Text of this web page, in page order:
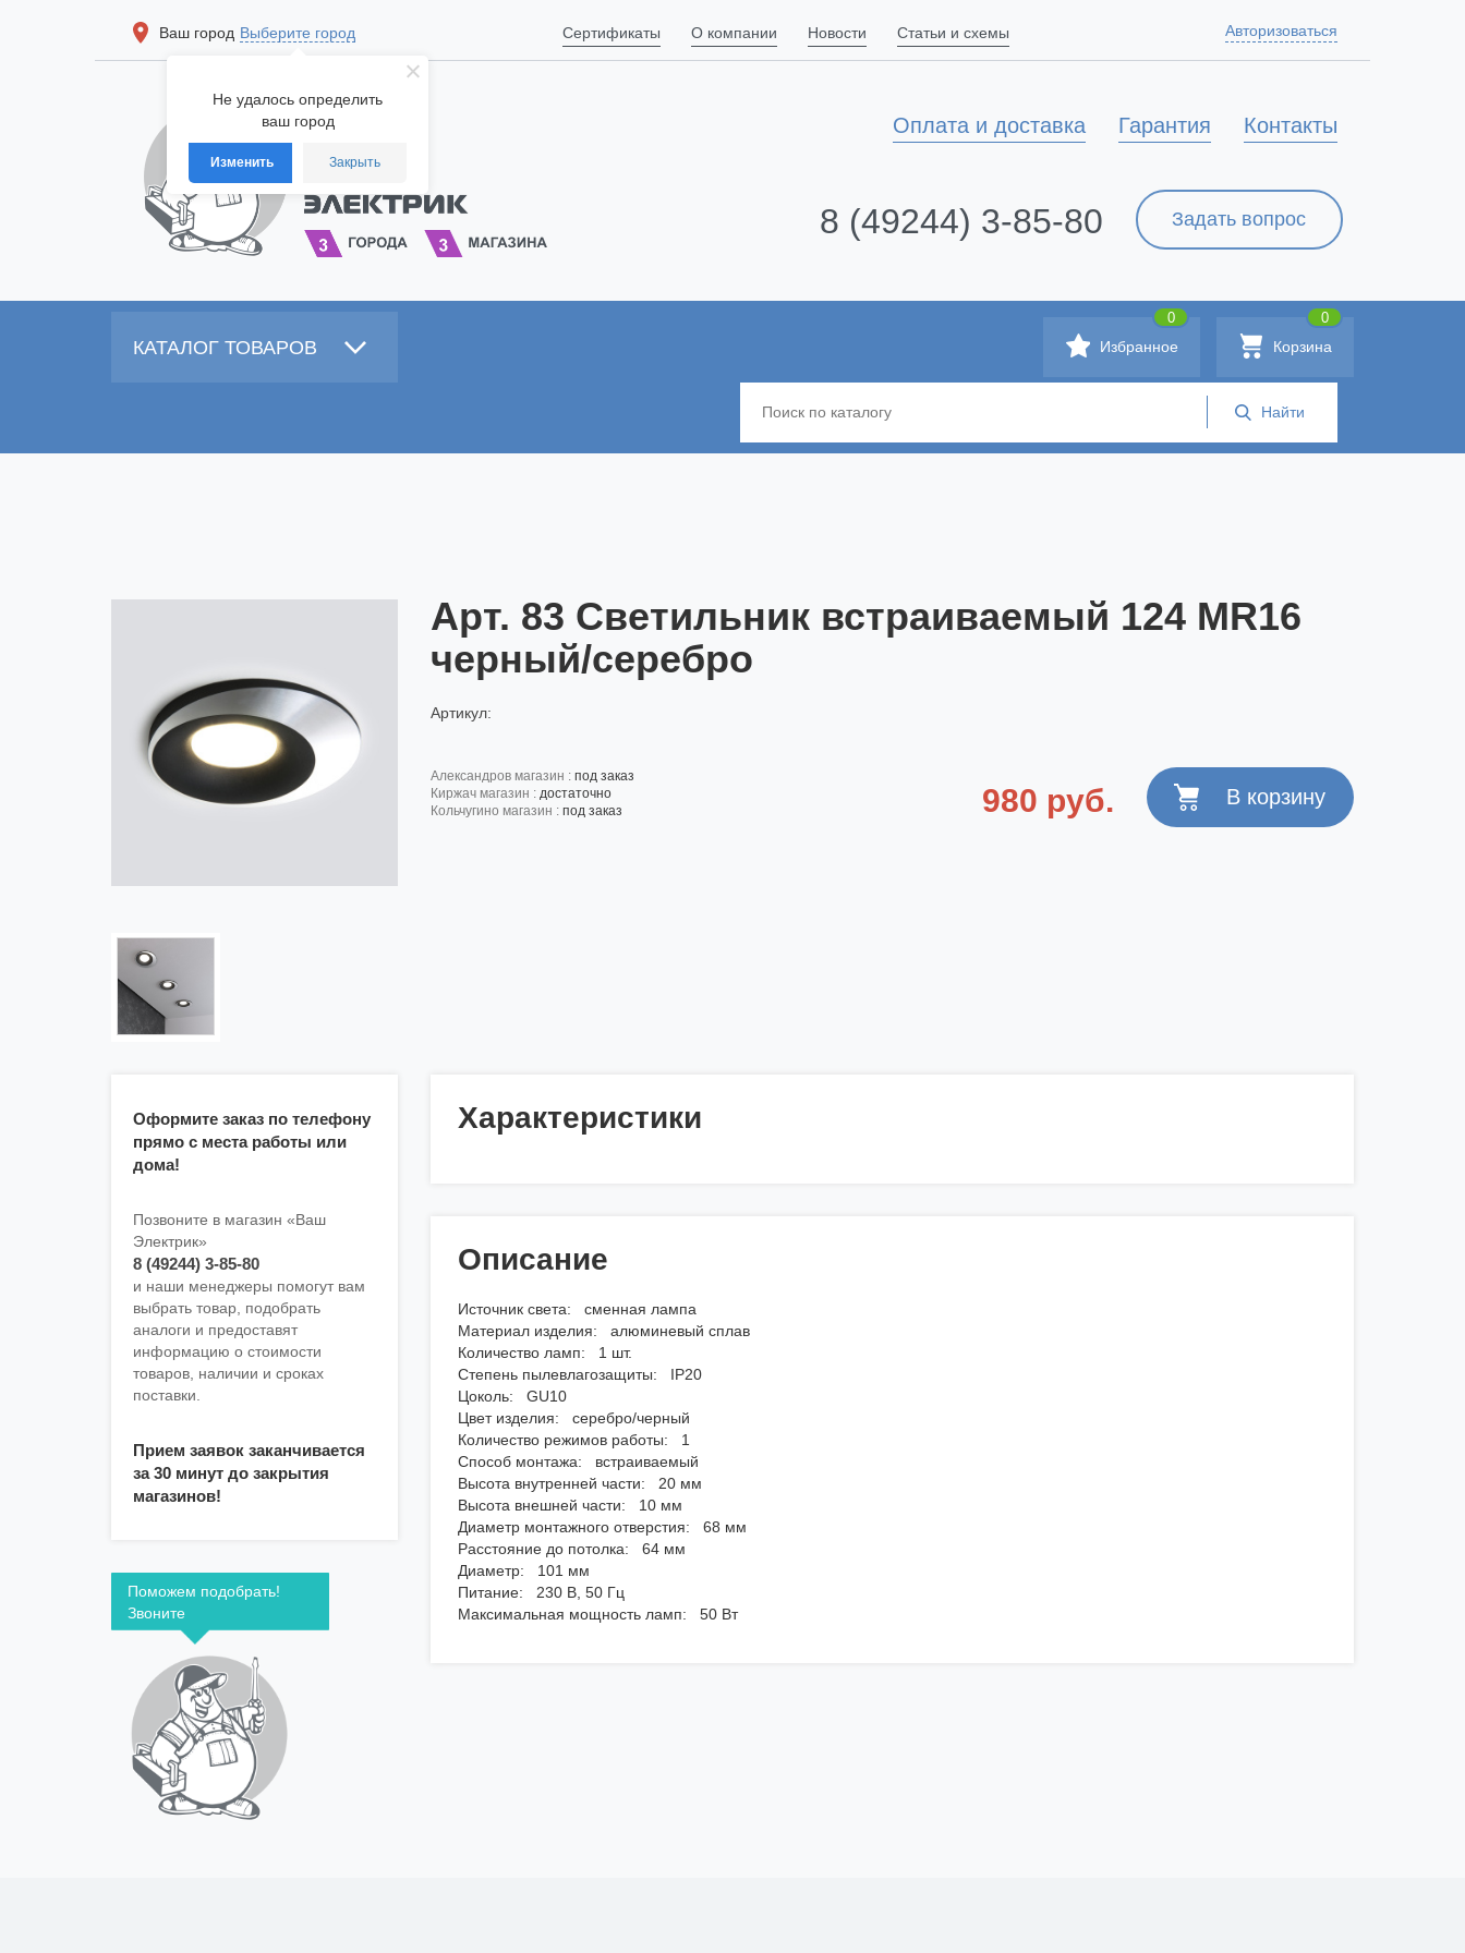
Не удалось определить
ваш город
Изменить Закрыть
Ваш город Выберите город Сертификаты О компании Новости Статьи и схемы Авторизоваться
Контакты
Гарантия
Оплата и доставка
Задать вопрос
8 (49244) 3-85-80
КАТАЛОГ ТОВАРОВ Корзина
0
Избранное
0
Арт. 83 Светильник встраиваемый 124 MR16
черный/серебро
Артикул:
александров магазин : под заказ
киржач магазин : достаточно
кольчугино магазин : под заказ 980 руб.
Оформите заказ по телефону
прямо с места работы или
дома!
Позвоните в магазин «Ваш
Электрик»
8 (49244) 3-85-80
и наши менеджеры помогут вам
выбрать товар, подобрать
аналоги и предоставят
информацию о стоимости
товаров, наличии и сроках
поставки.
Прием заявок заканчивается
за 30 минут до закрытия
магазинов!
Поможем подобрать!
Звоните
Характеристики
Описание
Источник света: сменная лампа
Материал изделия: алюминевый сплав
Количество ламп: 1 шт.
Степень пылевлагозащиты: IP20
Цоколь: GU10
Цвет изделия: серебро/черный
Количество режимов работы: 1
Способ монтажа: встраиваемый
Высота внутренней части: 20 мм
Высота внешней части: 10 мм
Диаметр монтажного отверстия: 68 мм
Расстояние до потолка: 64 мм
Диаметр: 101 мм
Питание: 230 В, 50 Гц
Максимальная мощность ламп: 50 Вт